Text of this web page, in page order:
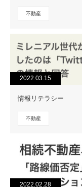
不動産
2022.03.15
情報リテラシー
不動産
2022.02.28